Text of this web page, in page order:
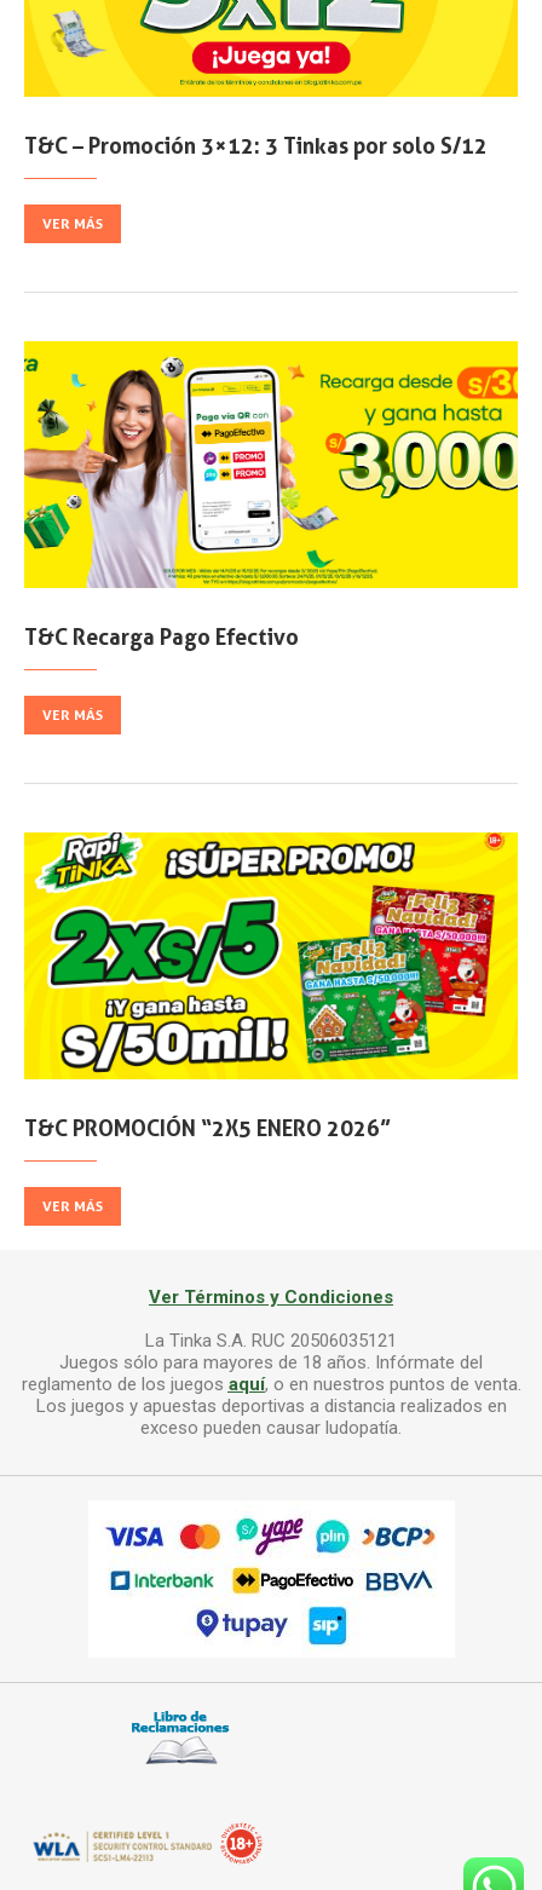
T&C – Promoción 3×12: 3 Tinkas por solo S/12
VER MÁS
T&C Recarga Pago Efectivo
VER MÁS
T&C PROMOCIÓN “2X5 ENERO 2026”
VER MÁS
Ver Términos y Condiciones
La Tinka S.A. RUC 20506035121
Juegos sólo para mayores de 18 años. Infórmate del
reglamento de los juegos aquí, o en nuestros puntos de venta.
Los juegos y apuestas deportivas a distancia realizados en
exceso pueden causar ludopatía.